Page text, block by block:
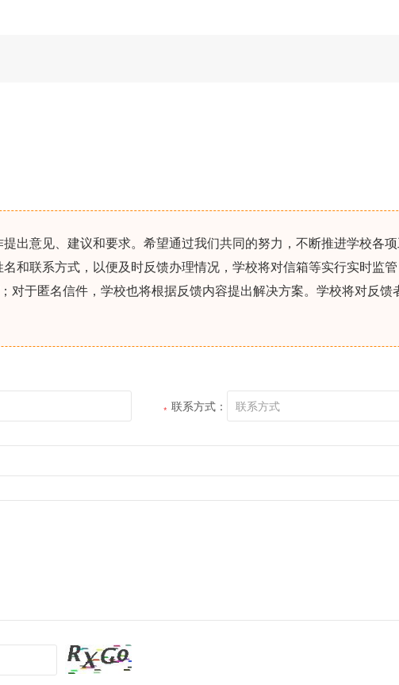
出意见、建议和要求。希望通过我们共同的努力，不断推进学校各
和联系方式，以便及时反馈办理情况，学校将对信箱等实行实时监
对于匿名信件，学校也将根据反馈内容提出解决方案。学校将对反
联系方式：